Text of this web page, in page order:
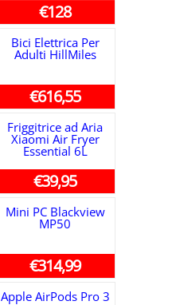
€128
Bici Elettrica Per
Adulti HillMiles
€616,55
Friggitrice ad Aria
Xiaomi Air Fryer
Essential 6L
€39,95
Mini PC Blackview
MP50
€314,99
Apple AirPods Pro 3